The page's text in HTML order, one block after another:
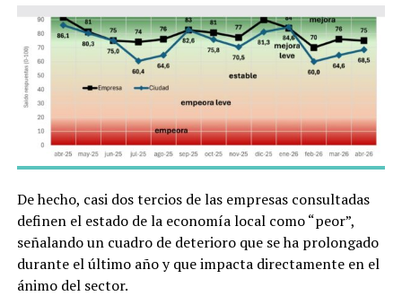
De hecho, casi dos tercios de las empresas consultadas
definen el estado de la economía local como “peor”,
señalando un cuadro de deterioro que se ha prolongado
durante el último año y que impacta directamente en el
ánimo del sector.